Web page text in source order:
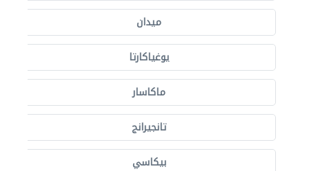
ميدان
يوغياكارتا
ماكاسار
تانجيرانج
بيكاسي